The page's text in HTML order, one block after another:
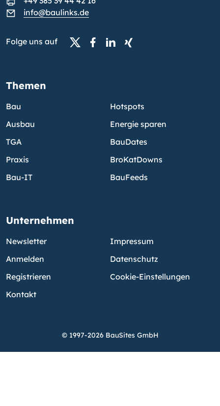
info@baulinks.de
Folge uns auf
Themen
Bau
Ausbau
TGA
Praxis
Bau-IT
Hotspots
Energie sparen
BauDates
BroKatDowns
BauFeeds
Unternehmen
Newsletter
Anmelden
Registrieren
Kontakt
Impressum
Datenschutz
Cookie-Einstellungen
© 1997-2026 BauSites GmbH